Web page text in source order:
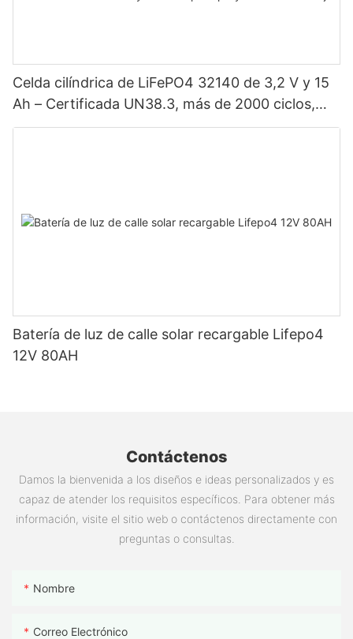
Celda cilíndrica de LiFePO4 32140 de 3,2 V y 15
Ah – Certificada UN38.3, más de 2000 ciclos,
alta potencia para vehículos eléctricos, energía
Batería de luz de calle solar recargable Lifepo4
12V 80AH
Contáctenos
Damos la bienvenida a los diseños e ideas personalizados y es
capaz de atender los requisitos específicos. Para obtener más
información, visite el sitio web o contáctenos directamente con
preguntas o consultas.
Nombre
Correo Electrónico